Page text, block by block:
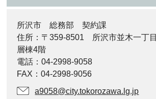
所沢市 総務部 契約課
住所：〒359-8501 所沢市並木一丁
層棟4階
電話：04-2998-9058
FAX：04-2998-9056
a9058@city.tokorozawa.lg.jp